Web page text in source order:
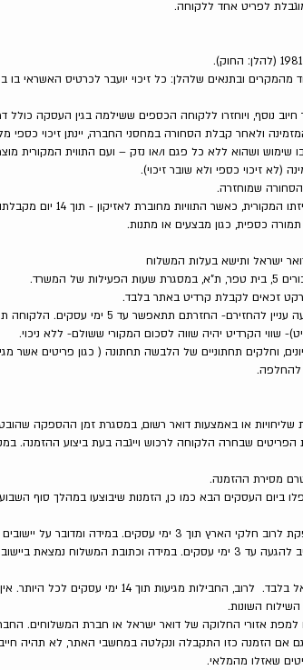
ובתנאים שלהלן: כל זיכוי יועבר לכרטיס האשראי
נוסף, ויוחזרו ללקוחה הכספים ששילמה בגין העסקה כולל
ולאחר קבלת הסחורה במחסני החברה, יינתן זיכוי כספי
בו שימוש ושהוא ללא כל פגם ו/או נזק – ועם התווית המקורית
(לא זיכוי כספי ולא שובר זיכוי).
שמוחזרה.
כאשר התוויות מחוברת לאזיקון - תוך 14 יום מקבלתו.
ישראל ותישא בעלות המשלוח
המשרד.
שווי הקרדיט יהיה שווה לסכום המקורי ששולם- ללא ניכוי.
וחלקים תחתוניים של הלבשה תחתונה ( כגון פריטים אשר
להחלפה.
שבחרה הלקוחה לרכוש וייגבה בעת ביצוע ההזמנה.
לאחר השעה 18:00 ביום חול, יטופלו ביום העסקים הבא כמו כן, הזמנות שיבוצעו
5. ההזמנות ישלחו באמצעות חברת שליחים אשר מספקת לרוב חלקי
הירוק ויישובים ברמת הגולן - החברה לא תוכל להתחייב להגעה עד 3 ימי עסקים.
למפת אזורי החלוקה של דואר ישראל או חברת המשלוחים.
גם אם הזמנה כזו התקבלה ונקלטה במחשבי האתר, לא תהיה